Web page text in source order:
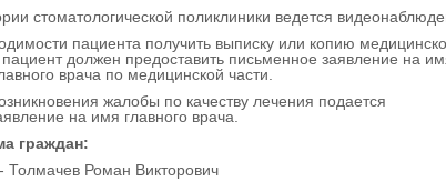
стоматологической поликлиники ведется
пациента получить выписку или копию
должен предоставить письменное заявление на
врача по медицинской части.
жалобы по качеству лечения подается
на имя главного врача.
граждан:
Толмачев Роман Викторович